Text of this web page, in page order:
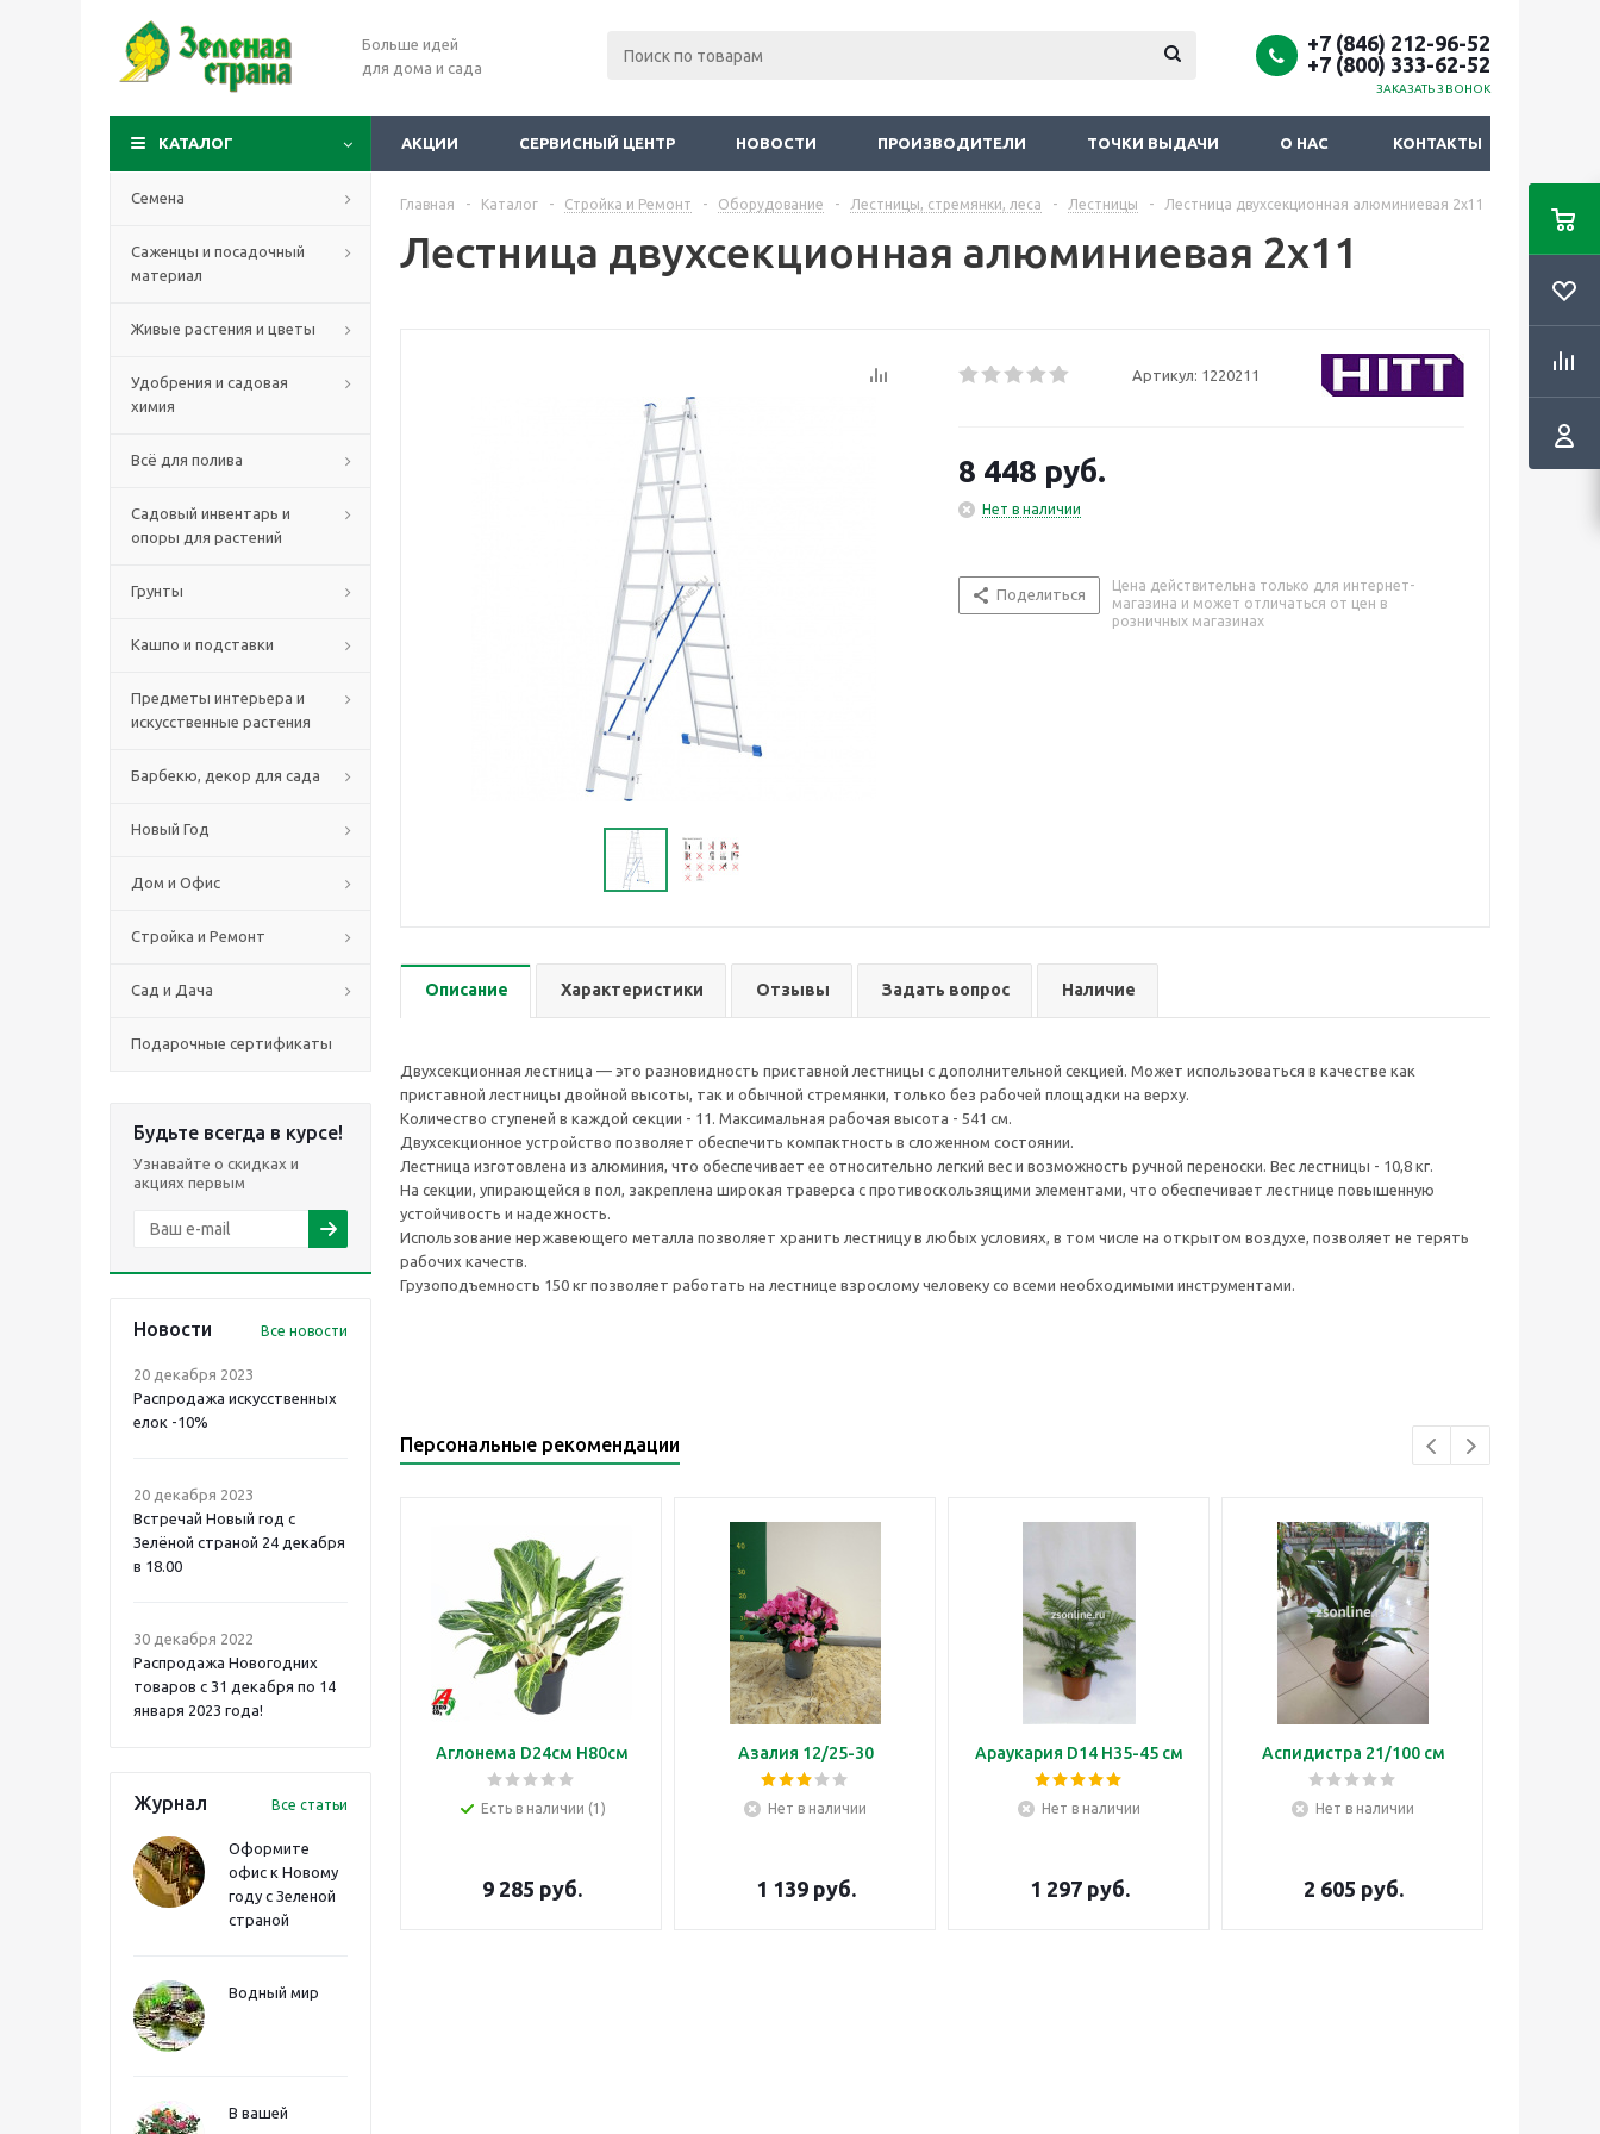
Больше идей
для дома и сада
+7 (846) 212-96-52
+7 (800) 333-62-52
ЗАКАЗАТЬ ЗВОНОК
КАТАЛОГ АКЦИИ СЕРВИСНЫЙ ЦЕНТР НОВОСТИ ПРОИЗВОДИТЕЛИ ТОЧКИ ВЫДАЧИ О НАС КОНТАКТЫ
Семена
Саженцы и посадочный
материал
Живые растения и цветы
Удобрения и садовая
химия
Всё для полива
Садовый инвентарь и
опоры для растений
Грунты
Кашпо и подставки
Предметы интерьера и
искусственные растения
Барбекю, декор для сада
Новый Год
Дом и Офис
Стройка и Ремонт
Сад и Дача
Подарочные сертификаты
Будьте всегда в курсе!
Узнавайте о скидках и
акциях первым
Новости Все новости
20 декабря 2023
Распродажа искусственных
елок -10%
20 декабря 2023
Встречай Новый год с
Зелёной страной 24 декабря
в 18.00
30 декабря 2022
Распродажа Новогодних
товаров с 31 декабря по 14
января 2023 года!
Журнал Все статьи
Оформите
офис к Новому
году с Зеленой
страной
Водный мир
В вашей
Главная - Каталог - Стройка и Ремонт - Оборудование - Лестницы, стремянки, леса - Лестницы - Лестница двухсекционная алюминиевая 2х11
Лестница двухсекционная алюминиевая 2х11
Артикул: 1220211
8 448 руб.
Нет в наличии
Поделиться
Цена действительна только для интернет-
магазина и может отличаться от цен в
розничных магазинах
Описание Характеристики Отзывы Задать вопрос Наличие
Двухсекционная лестница — это разновидность приставной лестницы с дополнительной секцией. Может использоваться в качестве как
приставной лестницы двойной высоты, так и обычной стремянки, только без рабочей площадки на верху.
Количество ступеней в каждой секции - 11. Максимальная рабочая высота - 541 см.
Двухсекционное устройство позволяет обеспечить компактность в сложенном состоянии.
Лестница изготовлена из алюминия, что обеспечивает ее относительно легкий вес и возможность ручной переноски. Вес лестницы - 10,8 кг.
На секции, упирающейся в пол, закреплена широкая траверса с противоскользящими элементами, что обеспечивает лестнице повышенную
устойчивость и надежность.
Использование нержавеющего металла позволяет хранить лестницу в любых условиях, в том числе на открытом воздухе, позволяет не терять
рабочих качеств.
Грузоподъемность 150 кг позволяет работать на лестнице взрослому человеку со всеми необходимыми инструментами.
Персональные рекомендации
Аглонема D24см H80см
Есть в наличии (1)
9 285 руб.
Азалия 12/25-30
Нет в наличии
1 139руб.
Араукария D14 H35-45 см
Нет в наличии
1 297руб.
Аспидистра 21/100 см
Нет в наличии
2 605 руб.